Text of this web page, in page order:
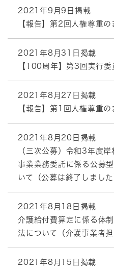
2021年9月9日掲載
【報告】第2回人権尊重
2021年8月31日掲載
【100周年】第3回実行委
2021年8月27日掲載
【報告】第1回人権尊重
2021年8月20日掲載
（三次公募）令和3年度
事業業務委託に係る公募
いて（公募は終了しました
2021年8月18日掲載
介護給付費算定に係る体
法について（介護事業者担
2021年8月15日掲載